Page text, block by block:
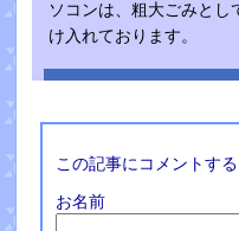
ソコンは、粗大ごみとし
け入れております。
この記事にコメントする
お名前